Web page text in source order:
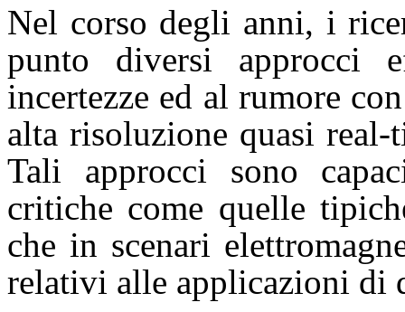
Nel corso degli anni, i
punto diversi approcci
incertezze ed al rumore
alta risoluzione quasi
Tali approcci sono
critiche come quelle
che in scenari
relativi alle applicazioni di